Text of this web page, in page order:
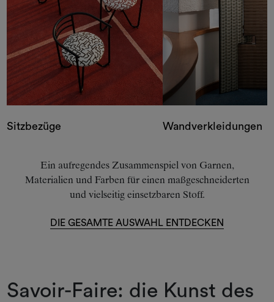
Sitzbezüge Wandverkleidungen
Ein aufregendes Zusammenspiel von Garnen,
Materialien und Farben für einen maßgeschneiderten
und vielseitig einsetzbaren Stoff.
DIE GESAMTE AUSWAHL ENTDECKEN
Savoir-Faire: die Kunst des